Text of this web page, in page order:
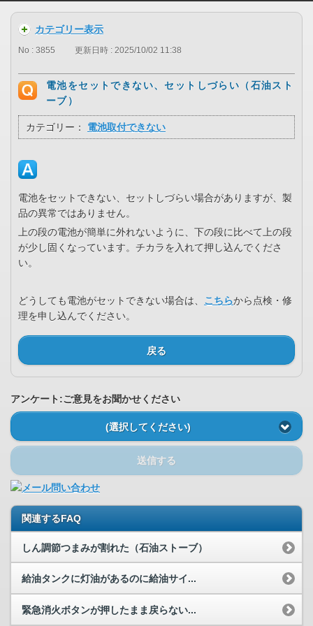
カテゴリー表示
No : 3855 更新日時 : 2025/10/02 11:38
電池をセットできない、セットしづらい（石油スト
ーブ）
カテゴリー： 電池取付できない
電池をセットできない、セットしづらい場合がありますが、製
品の異常ではありません。
上の段の電池が簡単に外れないように、下の段に比べて上の段
が少し固くなっています。チカラを入れて押し込んでくださ
い。
どうしても電池がセットできない場合は、 こちらから点検・修
理を申し込んでください。
戻る
アンケート:ご意見をお聞かせください
(選択してください)
送信する
関連するFAQ
しん調節つまみが割れた（石油ストーブ）
給油タンクに灯油があるのに給油サイ...
緊急消火ボタンが押したまま戻らない...